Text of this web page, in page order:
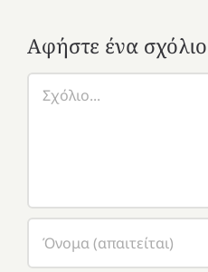
Αφήστε ένα σχόλιο